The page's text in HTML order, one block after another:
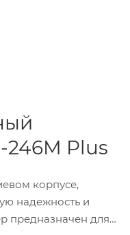
246M Plus
корпусе,
надежность и
предназначен для